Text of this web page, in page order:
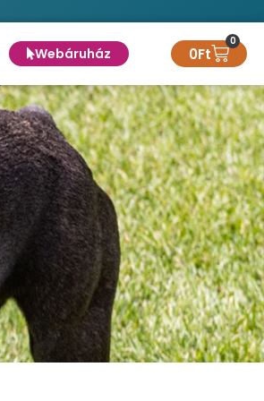
Webáruház 0Ft
0